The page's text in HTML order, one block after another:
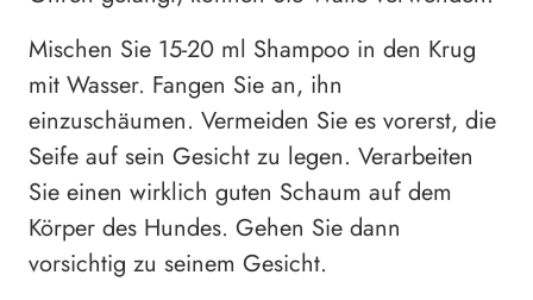
Mischen Sie 15-20 ml Shampoo in den Krug
mit Wasser. Fangen Sie an, ihn
einzuschäumen. Vermeiden Sie es vorerst, die
Seife auf sein Gesicht zu legen. Verarbeiten
Sie einen wirklich guten Schaum auf dem
Körper des Hundes. Gehen Sie dann
vorsichtig zu seinem Gesicht.